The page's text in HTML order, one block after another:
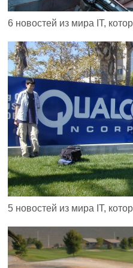
6 новостей из мира IT,
5 новостей из мира IT,